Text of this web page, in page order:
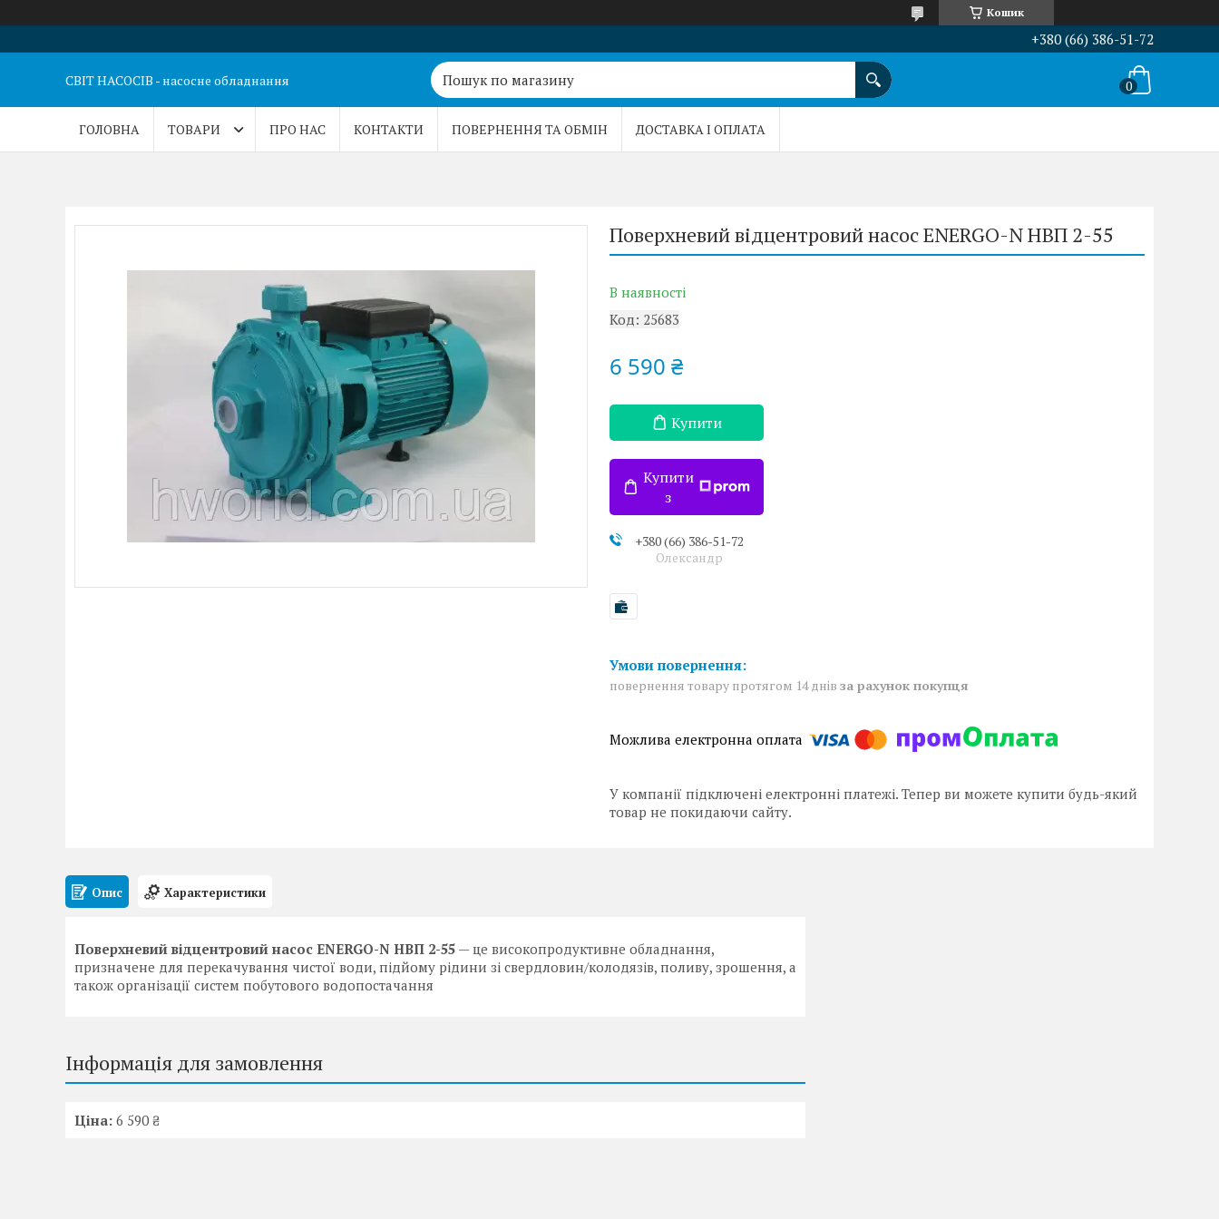
Кошик
+380 (66) 386-51-72
СВІТ НАСОСІВ - насосне обладнання
ГОЛОВНА ТОВАРИ ПРО НАС КОНТАКТИ ПОВЕРНЕННЯ ТА ОБМІН ДОСТАВКА І ОПЛАТА
Поверхневий відцентровий насос ENERGO-N НВП 2-55
В наявності
Код: 25683
6 590 ₴
Купити
Купити
з
+380 (66) 386-51-72
Олександр
повернення товару протягом 14 днів за рахунок покупця
У компанії підключені електронні платежі. Тепер ви можете купити будь-який
товар не покидаючи сайту.
Опис Характеристики
Поверхневий відцентровий насос ENERGO-N НВП 2-55 — це високопродуктивне обладнання,
призначене для перекачування чистої води, підйому рідини зі свердловин/колодязів, поливу, зрошення, а
також організації систем побутового водопостачання
Інформація для замовлення
Ціна: 6 590 ₴